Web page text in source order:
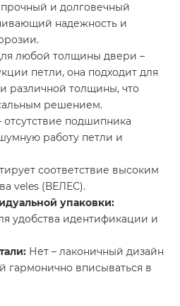
прочный и долговечный
надежность и
любой толщины двери –
петли, она подходит для
различной толщины, что
решением.
отсутствие подшипника
работу петли и
соответствие высоким
veles (ВЕЛЕС).
упаковки:
удобства идентификации и
Нет – лаконичный дизайн
гармонично вписываться в